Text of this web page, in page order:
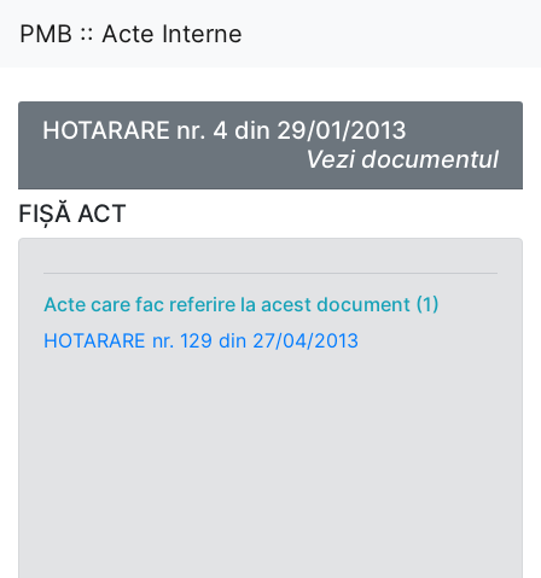
PMB :: Acte Interne
HOTARARE nr. 4 din 29/01/2013
Vezi documentul
FIȘĂ ACT
Acte care fac referire la acest document (1)
HOTARARE nr. 129 din 27/04/2013